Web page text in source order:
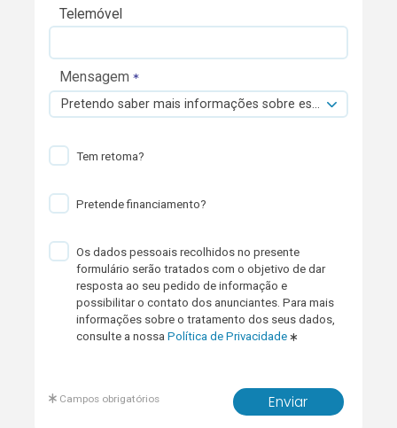
Telemóvel
Mensagem
Pretendo saber mais informações sobre esta viatura.
Tem retoma?
Pretende financiamento?
Os dados pessoais recolhidos no presente
formulário serão tratados com o objetivo de dar
resposta ao seu pedido de informação e
possibilitar o contato dos anunciantes. Para mais
informações sobre o tratamento dos seus dados,
consulte a nossaPolítica de Privacidade
Enviar
Campos obrigatórios